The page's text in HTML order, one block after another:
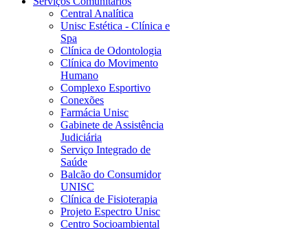
Central Analítica
Unisc Estética - Clínica e
Spa
Clínica de Odontologia
Clínica do Movimento
Humano
Complexo Esportivo
Conexões
Farmácia Unisc
Gabinete de Assistência
Judiciária
Serviço Integrado de
Saúde
Balcão do Consumidor
UNISC
Clínica de Fisioterapia
Projeto Espectro Unisc
Centro Socioambiental